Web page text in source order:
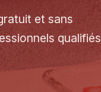
et sans
qualifiés